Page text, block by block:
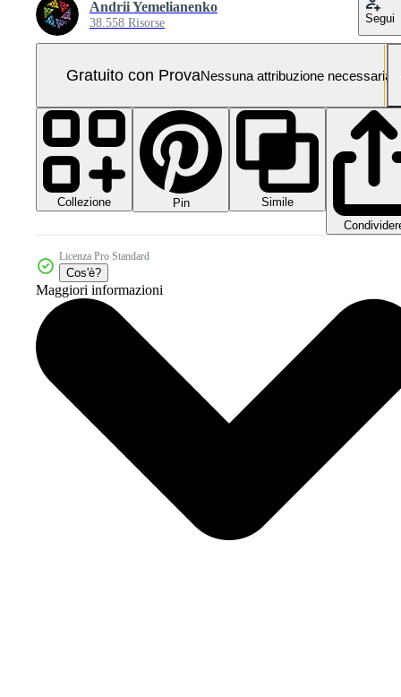
Andrii Yemelianenko
38.558 Risorse Segui
Gratuito con ProvaNessuna attribuzione necessaria
Collezione Pin
Simile
Licenza Pro Standard
Cos'è?
Maggiori informazioni